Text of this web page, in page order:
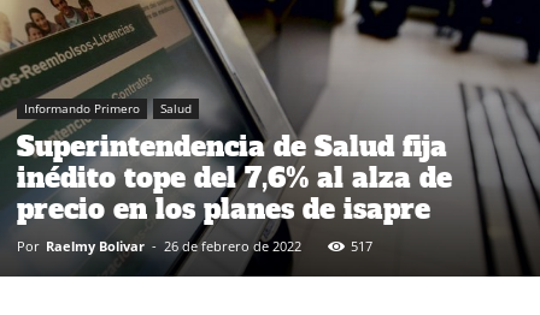
Informando Primero Salud
Superintendencia de Salud fija
inédito tope del 7,6% al alza de
precio en los planes de isapre
Por Raelmy Bolivar - 26 de febrero de 2022 517